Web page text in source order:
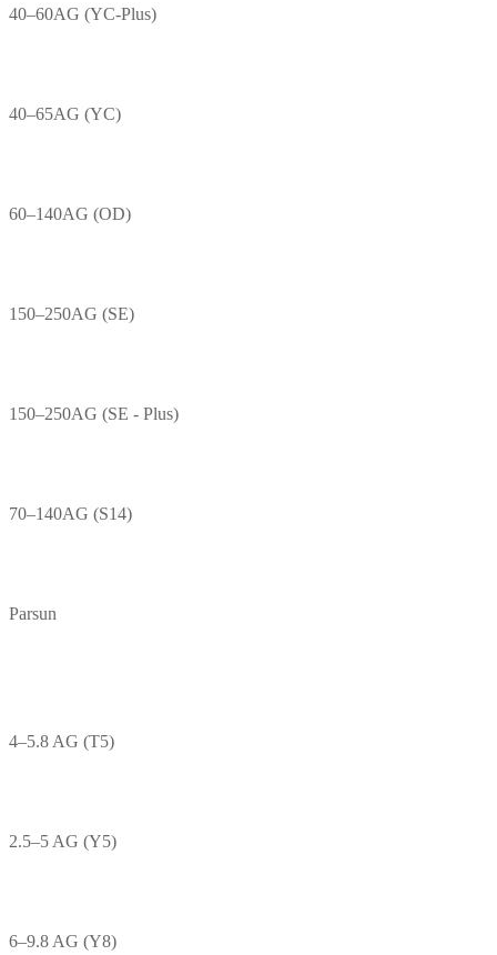
40–60AG (YC-Plus)
40–65AG (YC)
60–140AG (OD)
150–250AG (SE)
150–250AG (SE - Plus)
70–140AG (S14)
Parsun
4–5.8 AG (T5)
2.5–5 AG (Y5)
6–9.8 AG (Y8)